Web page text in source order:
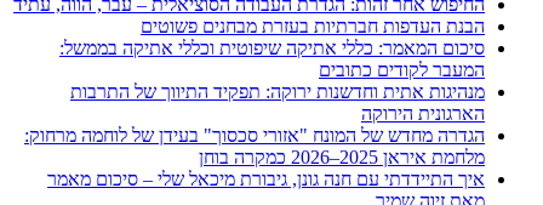
הבנת העדפות חברתיות בעזרת מבחנים פשוטים
סיכום המאמר: כללי אתיקה שיפוטית וכללי אתיקה בממשל:
המעבר לקודים כתובים
מנהיגות אתית וחדשנות ירוקה: תפקיד התיווך של התרבות
הארגונית הירוקה
הגדרה מחדש של המונח "אזורי סכסוך" בעידן של לוחמה מרחוק:
מלחמת איראן 2025–2026 כמקרה בוחן
איך התיידדתי עם חנה גונן, גיבורת מיכאל שלי – סיכום מאמר
מאת זיוה שמיר